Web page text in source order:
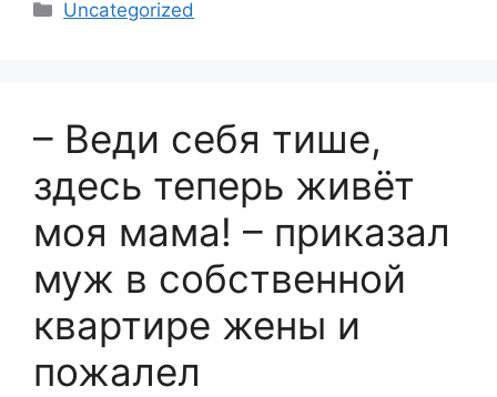
Categories
Uncategorized
– Веди себя тише,
здесь теперь живёт
моя мама! – приказал
муж в собственной
квартире жены и
пожалел